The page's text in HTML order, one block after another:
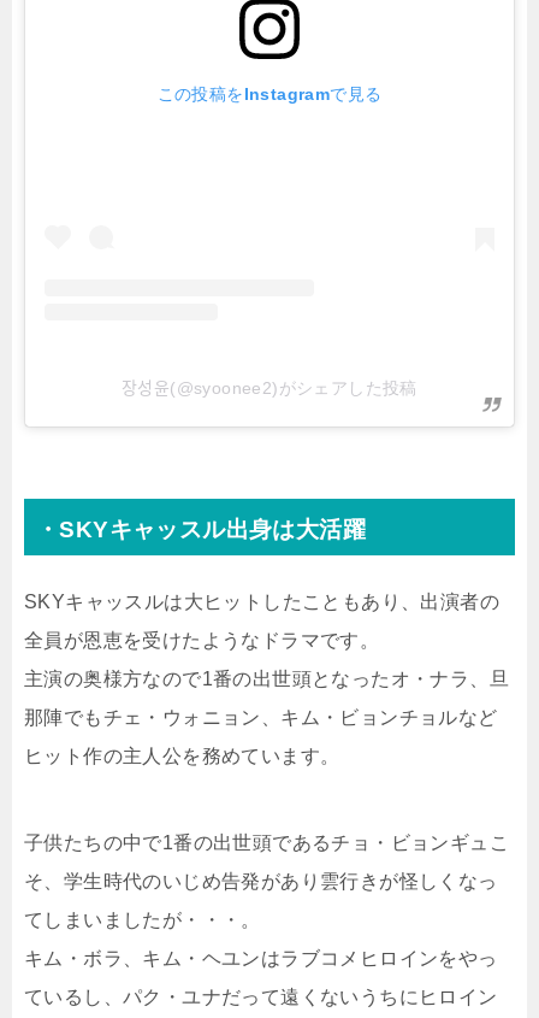
この投稿をInstagramで見る
장성윤(@syoonee2)がシェアした投稿
・SKYキャッスル出身は大活躍
SKYキャッスルは大ヒットしたこともあり、出演者の
全員が恩恵を受けたようなドラマです。
主演の奥様方なので1番の出世頭となったオ・ナラ、旦
那陣でもチェ・ウォニョン、キム・ビョンチョルなど
ヒット作の主人公を務めています。
子供たちの中で1番の出世頭であるチョ・ビョンギュこ
そ、学生時代のいじめ告発があり雲行きが怪しくなっ
てしまいましたが・・・。
キム・ボラ、キム・ヘユンはラブコメヒロインをやっ
ているし、パク・ユナだって遠くないうちにヒロイン